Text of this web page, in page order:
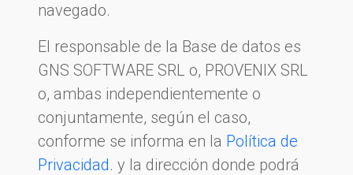
navegado.
El responsable de la Base de datos es
GNS SOFTWARE SRL o, PROVENIX SRL
o, ambas independientemente o
conjuntamente, según el caso,
conforme se informa en la Política de
Privacidad. y la dirección donde podrá